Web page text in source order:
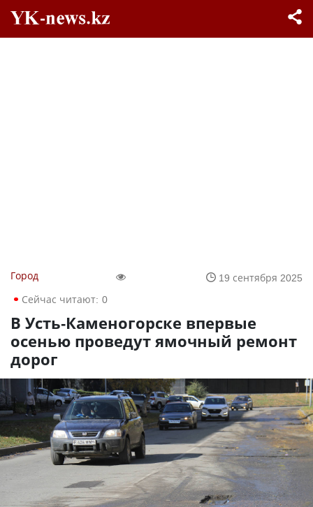
Город
19 сентября 2025
Сейчас читают: 0
В Усть-Каменогорске впервые
осенью проведут ямочный ремонт
дорог